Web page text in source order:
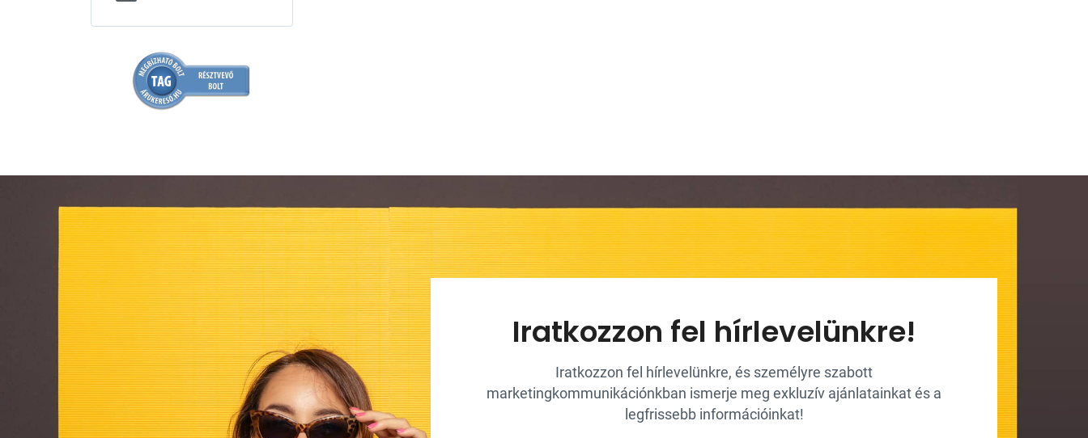
Iratkozzon fel hírlevelünkre!
Iratkozzon fel hírlevelünkre, és személyre szabott
marketingkommunikációnkban ismerje meg exkluzív ajánlatainkat és a
legfrissebb információinkat!